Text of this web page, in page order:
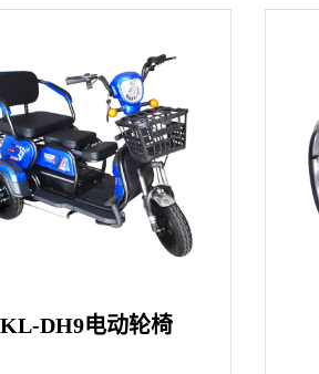
KL-DH9电动轮椅